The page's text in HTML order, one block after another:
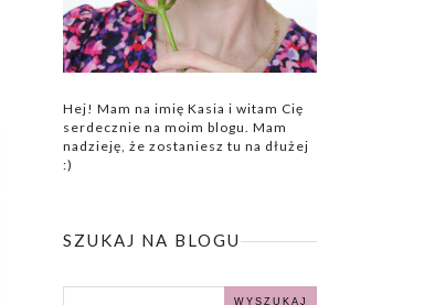
Hej! Mam na imię Kasia i witam Cię
serdecznie na moim blogu. Mam
nadzieję, że zostaniesz tu na dłużej
:)
SZUKAJ NA BLOGU